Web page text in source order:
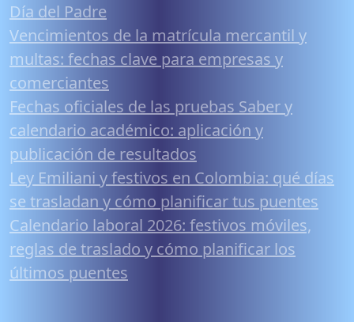
Día del Padre
Vencimientos de la matrícula mercantil y
multas: fechas clave para empresas y
comerciantes
Fechas oficiales de las pruebas Saber y
calendario académico: aplicación y
publicación de resultados
Ley Emiliani y festivos en Colombia: qué días
se trasladan y cómo planificar tus puentes
Calendario laboral 2026: festivos móviles,
reglas de traslado y cómo planificar los
últimos puentes